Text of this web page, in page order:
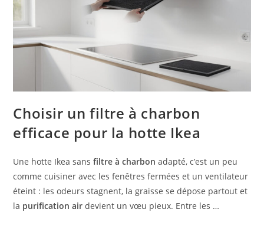
Choisir un filtre à charbon
efficace pour la hotte Ikea
Une hotte Ikea sansfiltre à charbon adapté, c’est un peu
comme cuisiner avec les fenêtres fermées et un ventilateur
éteint : les odeurs stagnent, la graisse se dépose partout et
la purification air devient un vœu pieux. Entre les …